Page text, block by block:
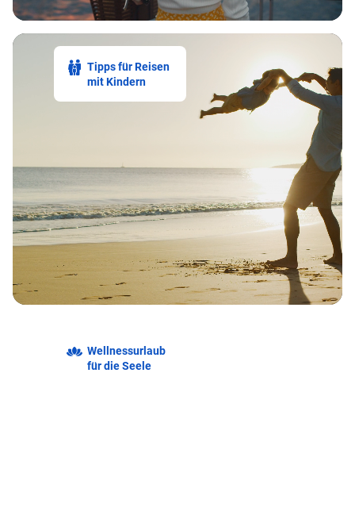
Tipps für Reisen
mit Kindern
Wellnessurlaub
für die Seele